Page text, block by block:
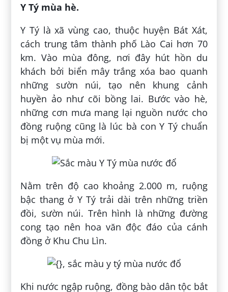
Y Tý mùa hè.
Y Tý là xã vùng cao, thuộc huyện Bát Xát,
cách trung tâm thành phố Lào Cai hơn 70
km. Vào mùa đông, nơi đây hút hồn du
khách bởi biển mây trắng xóa bao quanh
những sườn núi, tạo nên khung cảnh
huyền ảo như cõi bồng lai. Bước vào hè,
những cơn mưa mang lại nguồn nước cho
đồng ruộng cũng là lúc bà con Y Tý chuẩn
bị một vụ mùa mới.
Nằm trên độ cao khoảng 2.000 m, ruộng
bậc thang ở Y Tý trải dài trên những triền
đồi, sườn núi. Trên hình là những đường
cong tạo nên hoa văn độc đáo của cánh
đồng ở Khu Chu Lìn.
Khi nước ngập ruộng, đồng bào dân tộc bắt